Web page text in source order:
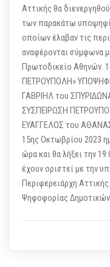
Αττικής θα
των παρακάτω
οποίων έλαβαν τις
αναφέρονται σύμφωνα
Πρωτοδικείο Αθηνών.
ΠΕΤΡΟΥΠΟΛΗ»
ΓΑΒΡΙΗΛ του
ΣΥΣΠΕΙΡΩΣΗ
ΕΥΑΓΓΕΛΟΣ του
15ης Οκτωβρίου 2023
ώρα και θα λήξει την
έχουν οριστεί με την
Περιφερειάρχη
Ψηφοφορίας